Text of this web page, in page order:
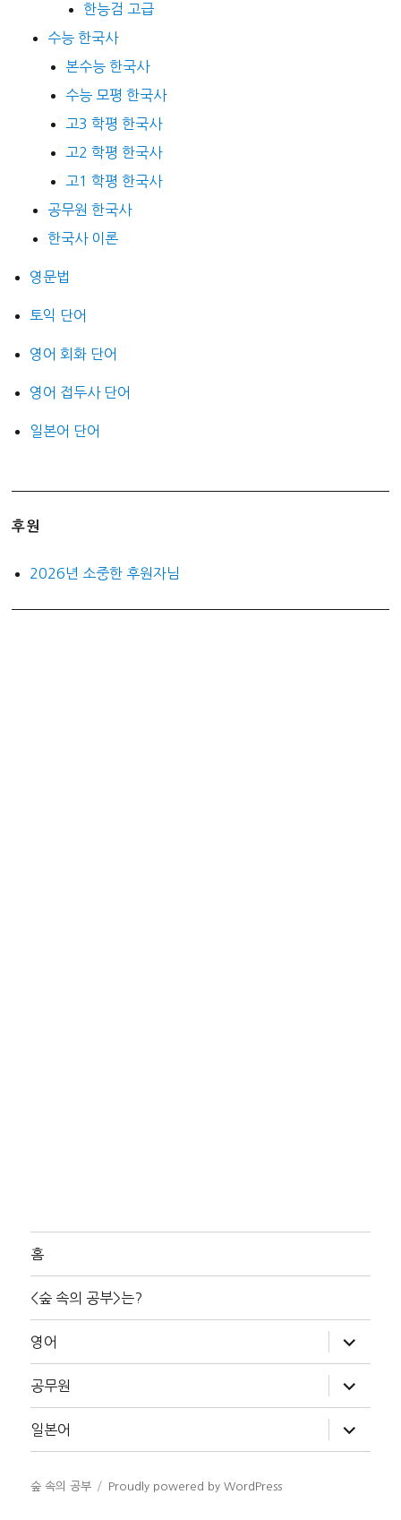
한능검 고급
수능 한국사
본수능 한국사
수능 모평 한국사
고3 학평 한국사
고2 학평 한국사
고1 학평 한국사
공무원 한국사
한국사 이론
영문법
토익 단어
영어 회화 단어
영어 접두사 단어
일본어 단어
후원
2026년 소중한 후원자님
홈
<숲 속의 공부>는?
영어
위
메
확
장
공무원
위
메
확
장
일본어
위
메
숲 속의 공부 Proudly powered by WordPress